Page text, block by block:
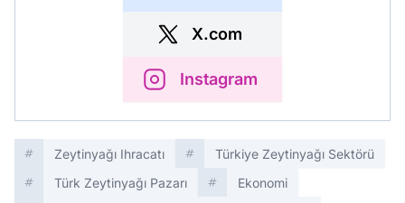
X.com
Instagram
Zeytinyağı Ihracatı
Türkiye Zeytinyağı Sektörü
Türk Zeytinyağı Pazarı
Ekonomi